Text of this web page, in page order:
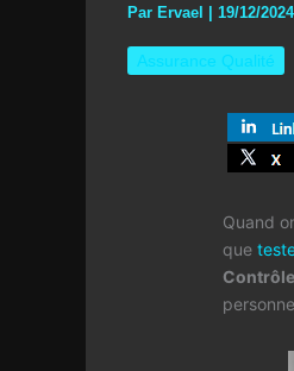
Par Ervael 19/12/2024
Assurance Qualité
Quand
que